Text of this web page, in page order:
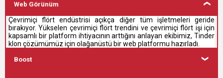
Web Görünüm
Çevrimiçi flört endüstrisi açıkça diğer tüm işletmeleri geride
bırakıyor. Yükselen çevrimiçi flört trendini ve çevrimiçi flört işi için
kapsamlı bir platform ihtiyacının arttığını anlayan ekibimiz, Tinder
klon çözümümüz için olağanüstü bir web platformu hazırladı.
Boost